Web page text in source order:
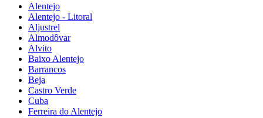
Alentejo
Alentejo - Litoral
Aljustrel
Almodôvar
Alvito
Baixo Alentejo
Barrancos
Beja
Castro Verde
Cuba
Ferreira do Alentejo